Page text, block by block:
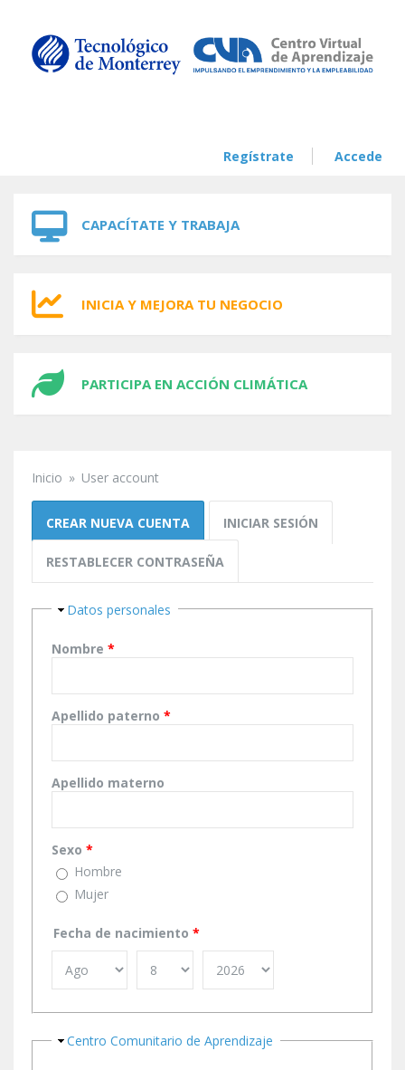
Regístrate Accede
CAPACÍTATE Y TRABAJA
INICIA Y MEJORA TU NEGOCIO
PARTICIPA EN ACCIÓN CLIMÁTICA
Se encuentra usted aquí
Inicio » User account
Solapas principales
CREAR NUEVA CUENTA (SOLAPA ACTIVA)
INICIAR SESIÓN
RESTABLECER CONTRASEÑA
Ocultar
Datos personales
Nombre *
Apellido paterno *
Apellido materno
Sexo *
Hombre
Mujer
Fecha de nacimiento *
Ocultar
Centro Comunitario de Aprendizaje